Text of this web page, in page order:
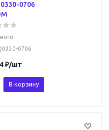
0706
0706
₽/шт
В корзину